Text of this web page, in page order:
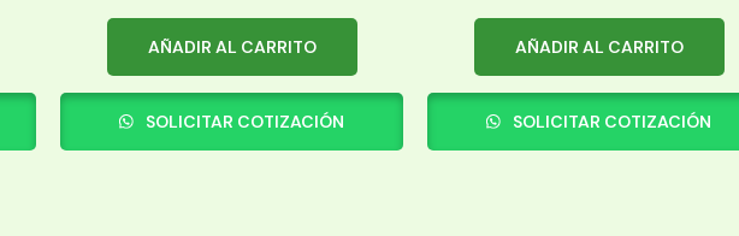
AÑADIR AL CARRITO
SOLICITAR COTIZACIÓN
AÑADIR AL CARRITO
SOLICITAR COTIZACIÓN